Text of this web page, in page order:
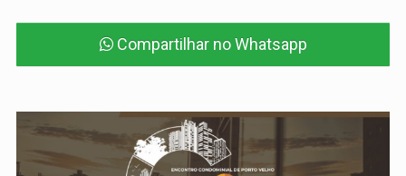
Compartilhar no Whatsapp